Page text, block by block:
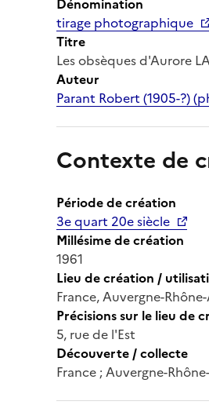
tirage photographique
Titre
Les obsèques d'Aurore
Auteur
Parant Robert (1905-?)
Contexte de
Période de création
3e quart 20e siècle
Millésime de création
1961
Lieu de création /
France, Auvergne-
Précisions sur le lieu de
5, rue de l'Est
Découverte / collecte
France ; Auvergne-